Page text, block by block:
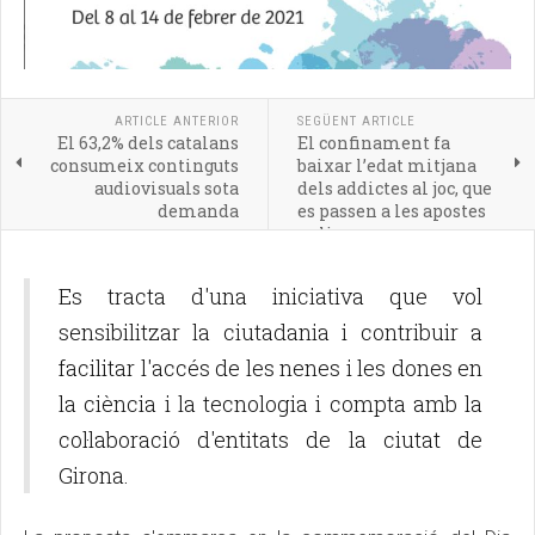
ARTICLE ANTERIOR
El 63,2% dels catalans
consumeix continguts
audiovisuals sota
demanda
SEGÜENT ARTICLE
El confinament fa
baixar l’edat mitjana
dels addictes al joc, que
es passen a les apostes
online
Es tracta d'una iniciativa que vol
sensibilitzar la ciutadania i contribuir a
facilitar l'accés de les nenes i les dones en
la ciència i la tecnologia i compta amb la
col·laboració d'entitats de la ciutat de
Girona.